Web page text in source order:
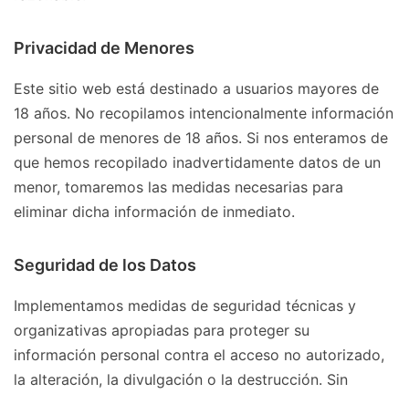
Privacidad de Menores
Este sitio web está destinado a usuarios mayores de
18 años. No recopilamos intencionalmente información
personal de menores de 18 años. Si nos enteramos de
que hemos recopilado inadvertidamente datos de un
menor, tomaremos las medidas necesarias para
eliminar dicha información de inmediato.
Seguridad de los Datos
Implementamos medidas de seguridad técnicas y
organizativas apropiadas para proteger su
información personal contra el acceso no autorizado,
la alteración, la divulgación o la destrucción. Sin